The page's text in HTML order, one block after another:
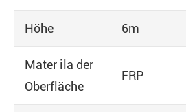
Höhe 6m
Mater ila der
Oberfläche
FRP